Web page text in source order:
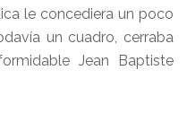
le concediera un poco
un cuadro, cerraba
Jean Baptiste